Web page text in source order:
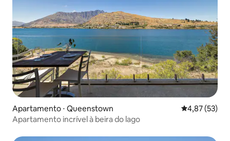
Apartamento ⋅ Queenstown 4,87 de uma
4,87 (53)
Apartamento incrível à beira do lago